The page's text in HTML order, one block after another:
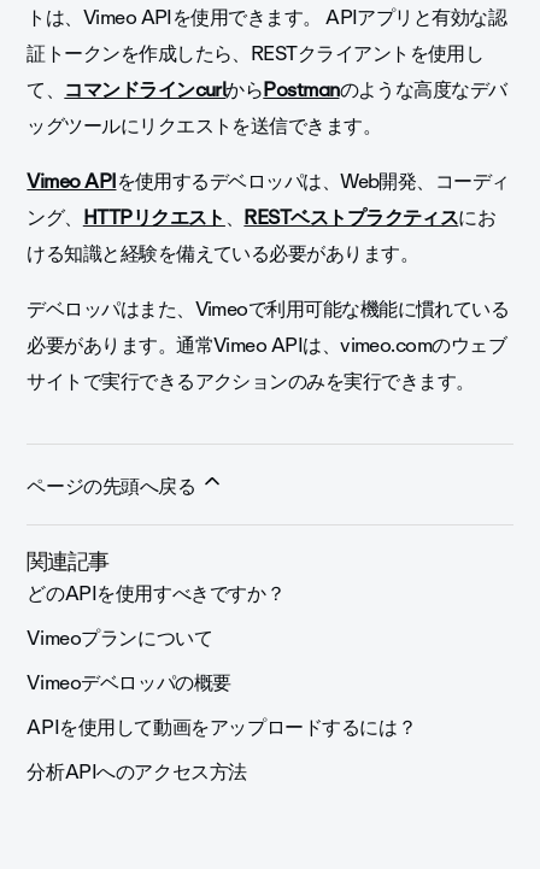
トは、Vimeo APIを使用できます。 APIアプリと有効な認
証トークンを作成したら、RESTクライアントを使用し
て、コマンドラインcurlからPostmanのような高度なデバ
ッグツールにリクエストを送信できます。
Vimeo APIを使用するデベロッパは、Web開発、コーディ
ング、HTTPリクエスト、RESTベストプラクティスにお
ける知識と経験を備えている必要があります。
デベロッパはまた、Vimeoで利用可能な機能に慣れている
必要があります。通常Vimeo APIは、vimeo.comのウェブ
サイトで実行できるアクションのみを実行できます。
ページの先頭へ戻る
関連記事
どのAPIを使用すべきですか？
Vimeoプランについて
Vimeoデベロッパの概要
APIを使用して動画をアップロードするには？
分析APIへのアクセス方法